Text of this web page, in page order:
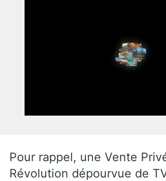
Pour rappel, une Vente
Révolution dépourvue de